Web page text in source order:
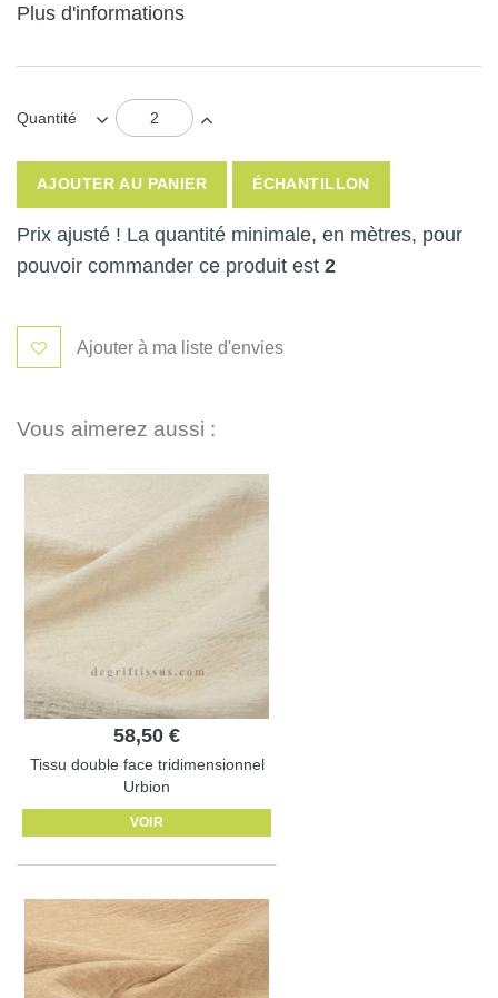
Plus d'informations
Quantité
AJOUTER AU PANIER ÉCHANTILLON
Prix ajusté ! La quantité minimale, en mètres, pour
pouvoir commander ce produit est 2
Ajouter à ma liste d'envies
Vous aimerez aussi :
58,50 €
Tissu double face tridimensionnel
Urbion
VOIR